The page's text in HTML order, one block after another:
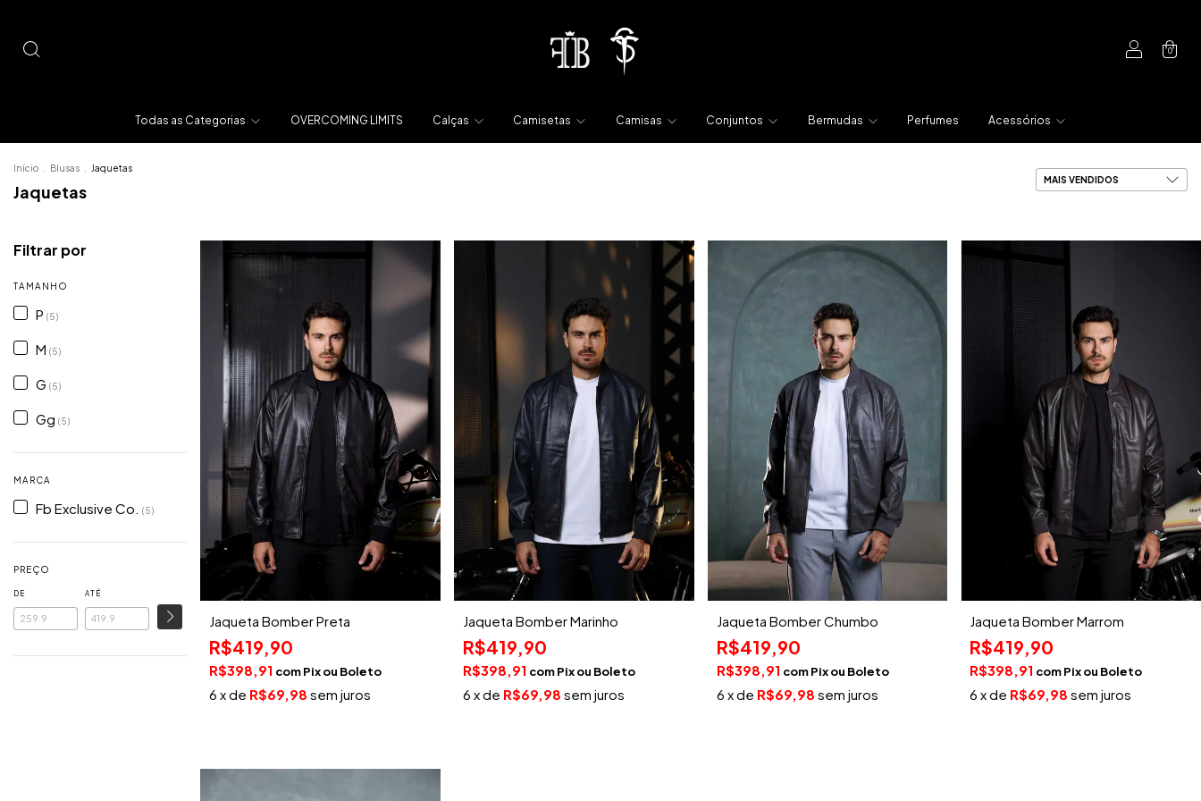
0
Todas as Categorias OVERCOMING LIMITS Calças Camisetas Camisas Conjuntos Bermudas Perfumes Acessórios
Início Blusas Jaquetas
Jaquetas
Filtrar por
TAMANHO
P (5)
M (5)
G (5)
Gg (5)
MARCA
Fb Exclusive Co. (5)
PREÇO
DE ATÉ
Jaqueta Bomber Preta
R$419,90
R$398,91 comPix
6 x de R$69,98 sem juros
Jaqueta Bomber Marinho
R$419,90
R$398,91 com Pix
6 x de R$69,98 sem juros
Jaqueta Bomber Chumbo
R$419,90
R$398,91 com Pix
6 x de R$69,98 sem juros
Jaqueta Bomber Marrom
R$419,90
R$398,91 comPix
6 x de R$69,98 sem juros